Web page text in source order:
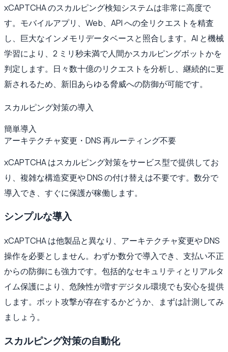
xCAPTCHA のスカルピング検知システムは非常に高度で
す。モバイルアプリ、Web、API への全リクエストを精査
し、巨大なインメモリデータベースと照合します。AI と機械
学習により、2 ミリ秒未満で人間かスカルピングボットかを
判定します。日々数十億のリクエストを分析し、継続的に更
新されるため、新旧あらゆる脅威への防御が可能です。
スカルピング対策の導入
簡単導入
アーキテクチャ変更・DNS 再ルーティング不要
xCAPTCHA はスカルピング対策をサービス型で提供してお
り、複雑な構造変更や DNS の付け替えは不要です。数分で
導入でき、すぐに保護が稼働します。
シンプルな導入
xCAPTCHA は他製品と異なり、アーキテクチャ変更や DNS
操作を必要としません。わずか数分で導入でき、支払い不正
からの防御にも強力です。包括的なセキュリティとリアルタ
イム保護により、危険性が増すデジタル環境でも安心を提供
します。ボット攻撃が存在するかどうか、まずは計測してみ
ましょう。
スカルピング対策の自動化